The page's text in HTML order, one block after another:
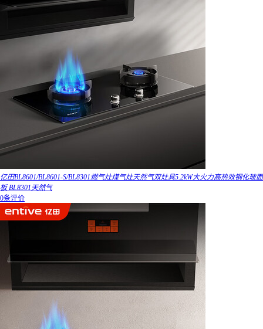
亿田BL8601/BL8601-S/BL8301燃气灶煤气灶天然气双灶具5.2kW大火力高热效钢化玻面
板 BL8301天然气
0条评价